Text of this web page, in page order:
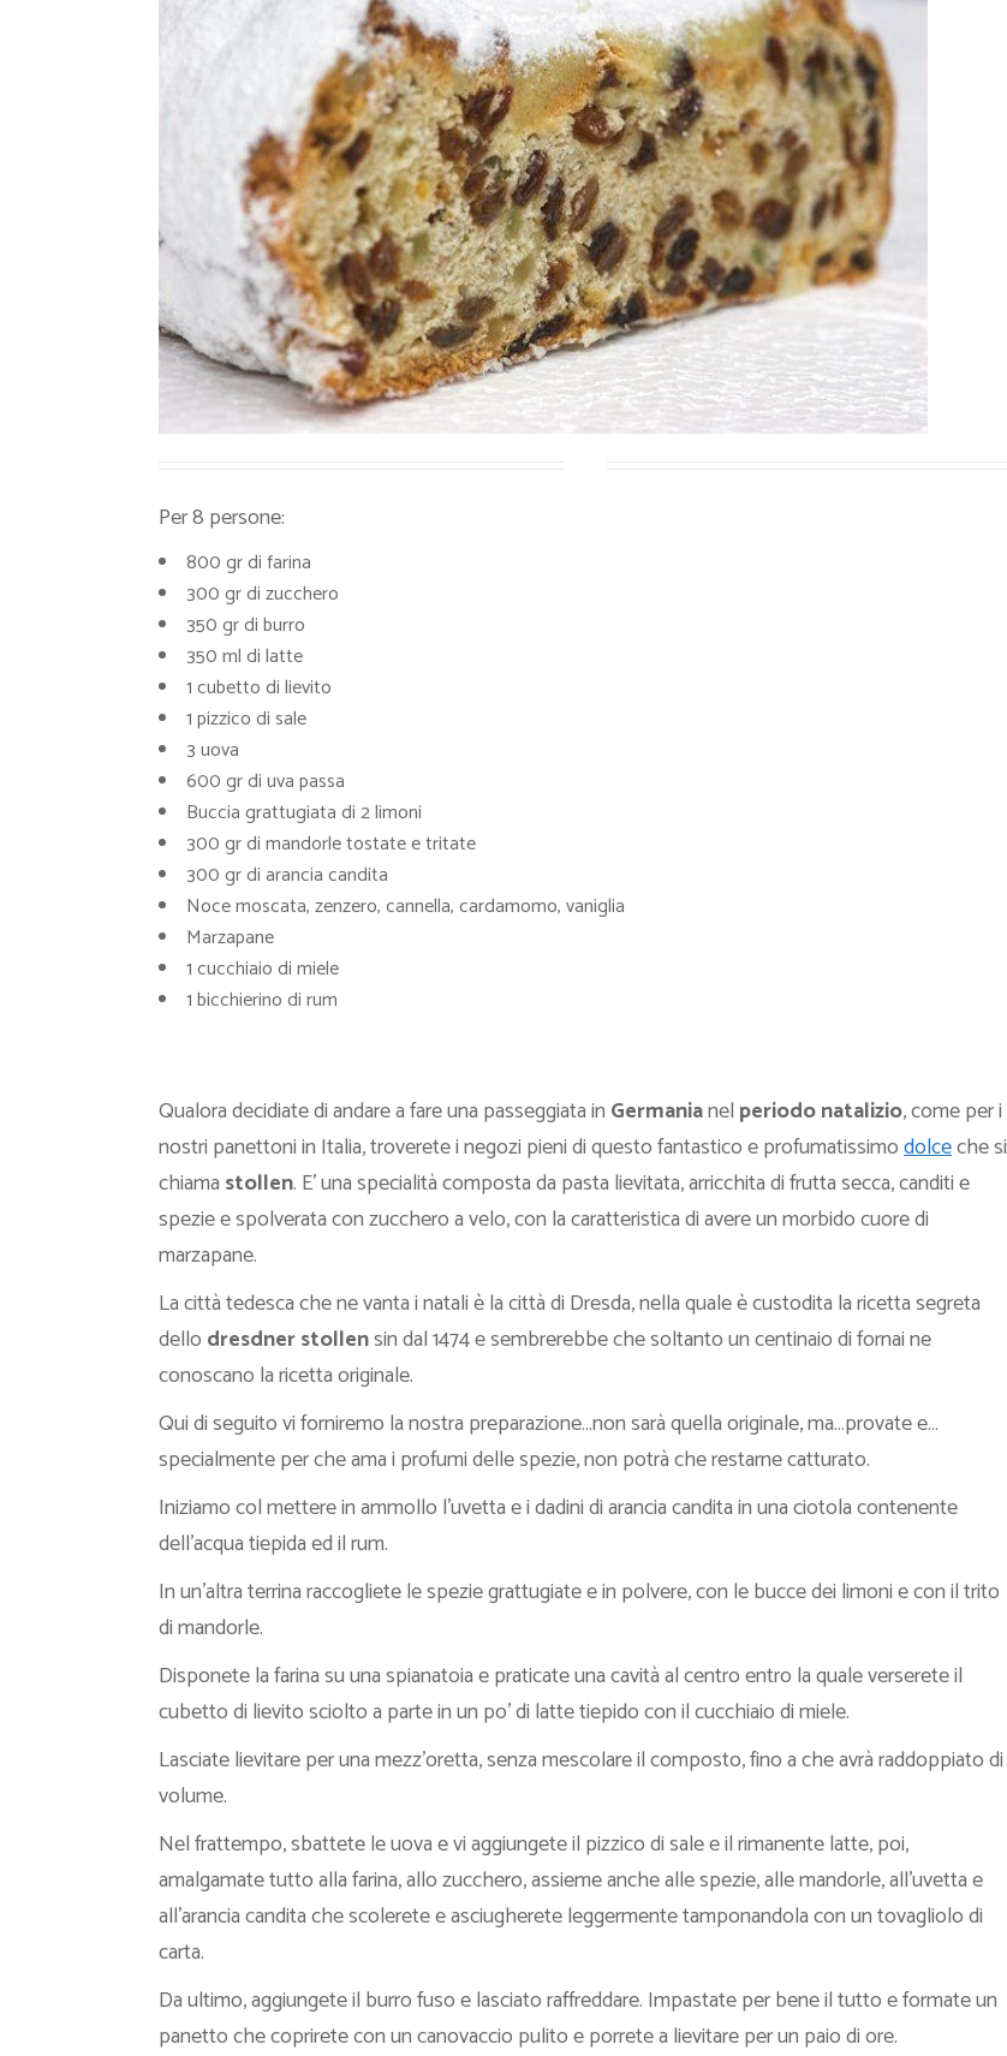
Ricette Piatti unici
Ricette Pesce
Video Ricette
Ricette per Ingrediente
Per 8 persone:
800 gr di farina
300 gr di zucchero
350 gr di burro
350 ml di latte
1 cubetto di lievito
1 pizzico di sale
3 uova
600 gr di uva passa
Buccia grattugiata di 2 limoni
300 gr di mandorle tostate e tritate
300 gr di arancia candita
Noce moscata, zenzero, cannella, cardamomo, vaniglia
Marzapane
1 cucchiaio di miele
1 bicchierino di rum
Qualora decidiate di andare a fare una passeggiata in Germanianel periodo natalizio, come per i
nostri panettoni in Italia, troverete i negozi pieni di questo fantastico e profumatissimodolceche si
chiama stollen. E’ una specialità composta da pasta lievitata, arricchita di frutta secca, canditi e
spezie e spolverata con zucchero a velo, con la caratteristica di avere un morbido cuore di
marzapane.
La città tedesca che ne vanta i natali è la città di Dresda, nella quale è custodita la ricetta segreta
dello dresdner stollensin dal 1474 e sembrerebbe che soltanto un centinaio di fornai ne
conoscano la ricetta originale.
Qui di seguito vi forniremo la nostra preparazione…non sarà quella originale, ma…provate e…
specialmente per che ama i profumi delle spezie, non potrà che restarne catturato.
Iniziamo col mettere in ammollo l’uvetta e i dadini di arancia candita in una ciotola contenente
dell’acqua tiepida ed il rum.
In un’altra terrina raccogliete le spezie grattugiate e in polvere, con le bucce dei limoni e con il trito
di mandorle.
Disponete la farina su una spianatoia e praticate una cavità al centro entro la quale verserete il
cubetto di lievito sciolto a parte in un po’ di latte tiepido con il cucchiaio di miele.
Lasciate lievitare per una mezz’oretta, senza mescolare il composto, fino a che avrà raddoppiato di
volume.
Nel frattempo, sbattete le uova e vi aggiungete il pizzico di sale e il rimanente latte, poi,
amalgamate tutto alla farina, allo zucchero, assieme anche alle spezie, alle mandorle, all’uvetta e
all’arancia candita che scolerete e asciugherete leggermente tamponandola con un tovagliolo di
carta.
Da ultimo, aggiungete il burro fuso e lasciato raffreddare. Impastate per bene il tutto e formate un
panetto che coprirete con un canovaccio pulito e porrete a lievitare per un paio di ore.